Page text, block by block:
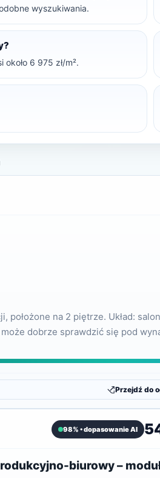
wyszukiwania.
6 975 zł/m².
na 2 piętrze. Układ:
dobrze sprawdzić się pod
Przejdź do
98% • dopasowanie AI
biurowy –